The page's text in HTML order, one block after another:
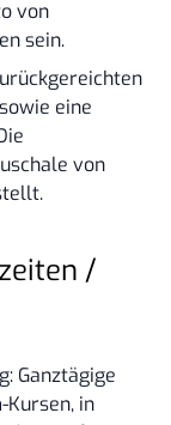
von
sein.
eine
von
/
Ganztägige
Kursen, in